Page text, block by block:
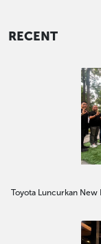
RECENT
Toyota Luncurkan New